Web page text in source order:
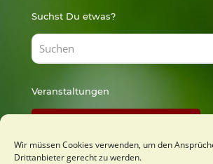
Wir müssen Cookies verwenden, um den
Drittanbieter gerecht zu werden.
Suchst Du etwas?
Veranstaltungen